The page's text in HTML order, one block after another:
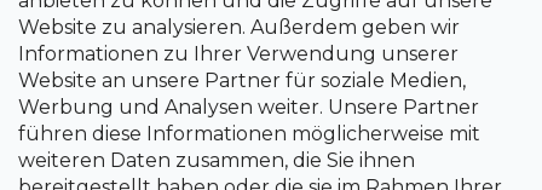
Website zu analysieren. Außerdem geben wir
Informationen zu Ihrer Verwendung unserer
Website an unsere Partner für soziale Medien,
Werbung und Analysen weiter. Unsere Partner
führen diese Informationen möglicherweise mit
weiteren Daten zusammen, die Sie ihnen